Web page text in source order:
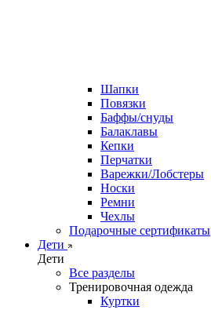
Шапки
Повязки
Баффы/снуды
Балаклавы
Кепки
Перчатки
Варежки/Лобстеры
Носки
Ремни
Чехлы
Подарочные сертификаты
Дети
Дети
Все разделы
Тренировочная одежда
Куртки